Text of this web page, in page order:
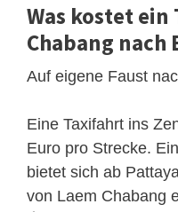
Was kostet ein
Chabang nach
Auf eigene Faust
Eine Taxifahrt ins
Euro pro Strecke.
bietet sich ab
von Laem Chabang